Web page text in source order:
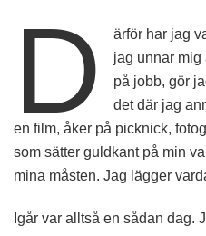
D
ärför har jag
jag unnar mig
på jobb, gör
det där jag
en film, åker på picknick,
som sätter guldkant på min
mina måsten. Jag lägger
Igår var alltså en sådan dag.